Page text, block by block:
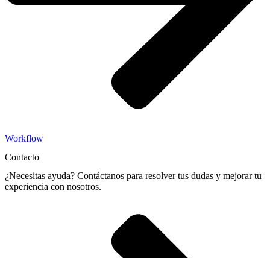
Workflow
Contacto
¿Necesitas ayuda? Contáctanos para resolver tus dudas y mejorar tu
experiencia con nosotros.